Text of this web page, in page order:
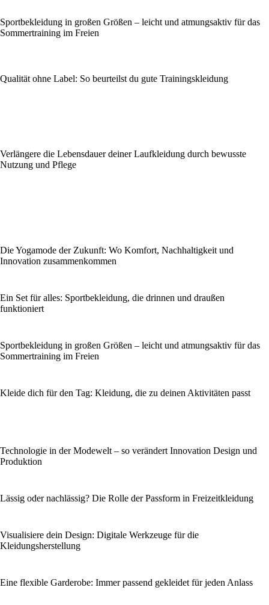
Sportbekleidung in großen Größen – leicht und atmungsaktiv für das
Sommertraining im Freien
Qualität ohne Label: So beurteilst du gute Trainingskleidung
Verlängere die Lebensdauer deiner Laufkleidung durch bewusste
Nutzung und Pflege
Die Yogamode der Zukunft: Wo Komfort, Nachhaltigkeit und
Innovation zusammenkommen
Ein Set für alles: Sportbekleidung, die drinnen und draußen
funktioniert
Sportbekleidung in großen Größen – leicht und atmungsaktiv für das
Sommertraining im Freien
Kleide dich für den Tag: Kleidung, die zu deinen Aktivitäten passt
Technologie in der Modewelt – so verändert Innovation Design und
Produktion
Lässig oder nachlässig? Die Rolle der Passform in Freizeitkleidung
Visualisiere dein Design: Digitale Werkzeuge für die
Kleidungsherstellung
Eine flexible Garderobe: Immer passend gekleidet für jeden Anlass